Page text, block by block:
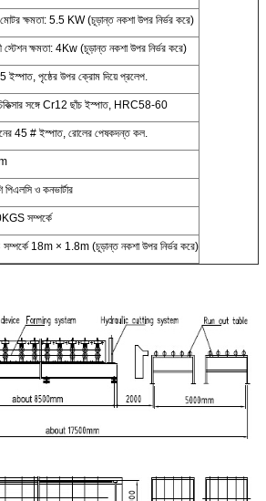
মোটর ক্ষমতা: 5.5 KW (চূড়ান্ত নকশা উপর নির্ভর করে)
স্টেশন ক্ষমতা: 4Kw (চূড়ান্ত নকশা উপর নির্ভর করে)
ইস্পাত, পৃষ্ঠের উপর ক্রোম দিয়ে প্রলেপ.
সঙ্গে Cr12 ছাঁচ ইস্পাত, HRC58-60
45 # ইস্পাত, রোলের পেষকদন্ত কল.
পিএলসি ও কনভার্টার
সম্পর্কে
18m × 1.8m (চূড়ান্ত নকশা উপর নির্ভর করে)